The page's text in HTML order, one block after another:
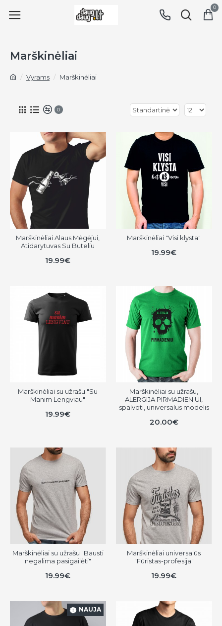
0
Vyrams Marškinėliai
Marškinėliai
0
Marškinėliai Alaus Mėgėjui,
Atidarytuvas Su Buteliu
19.99€
Marškinėliai "Visi klysta"
19.99€
Marškinėliai su užrašu "Su
Manim Lengviau"
19.99€
Marškinėliai su užrašu,
ALERGIJA PIRMADIENIUI,
spalvoti, universalus modelis
20.00€
Marškinėliai su užrašu "Bausti
negalima pasigailėti"
19.99€
Marškinėliai universalūs
"Fūristas-profesija"
19.99€
NAUJA